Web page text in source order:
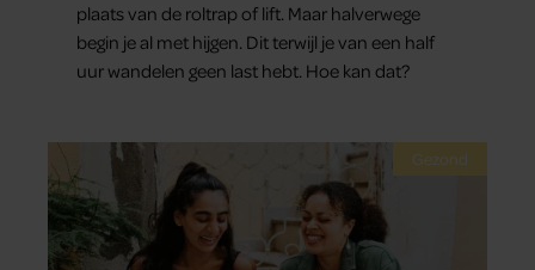
plaats van de roltrap of lift. Maar halverwege
begin je al met hijgen. Dit terwijl je van een half
uur wandelen geen last hebt. Hoe kan dat?
Gezond